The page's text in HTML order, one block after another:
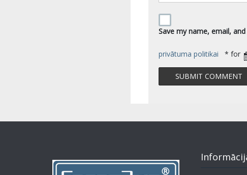
Save my name, email,
privātuma politikai * for